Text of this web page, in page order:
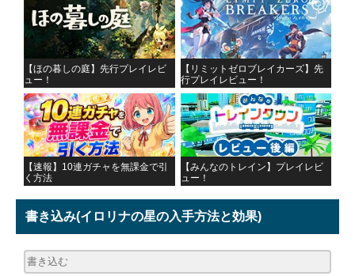
【ほの暮しの庭】先行プレイレビ
ュー！
【リミットゼロブレイカーズ】先
行プレイレビュー！
【速報】10連ガチャを無課金で引
く方法
【みんなのトレイン】プレイレビ
ュー！
書き込み(イロリナの星の入手方法と効果)